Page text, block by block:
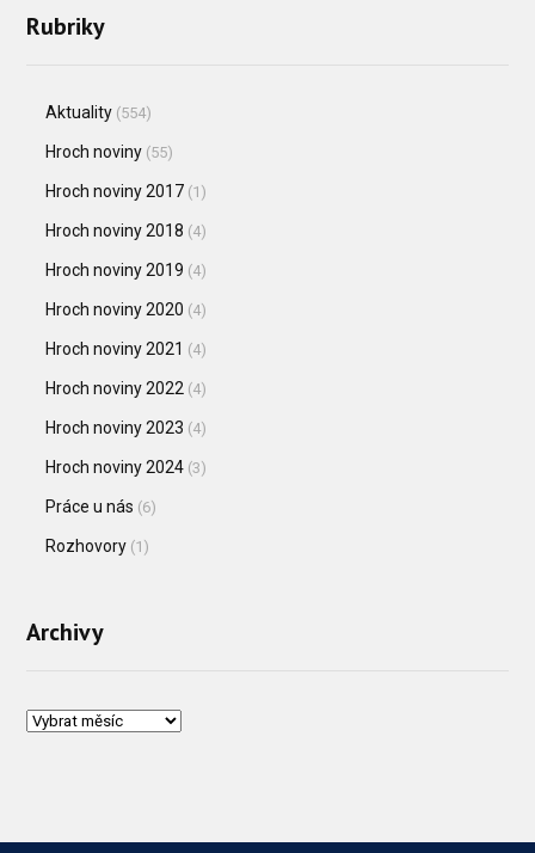
Rubriky
Aktuality (554)
Hroch noviny (55)
Hroch noviny 2017 (1)
Hroch noviny 2018 (4)
Hroch noviny 2019 (4)
Hroch noviny 2020 (4)
Hroch noviny 2021 (4)
Hroch noviny 2022 (4)
Hroch noviny 2023 (4)
Hroch noviny 2024 (3)
Práce u nás (6)
Rozhovory (1)
Archivy